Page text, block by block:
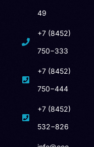
49
+7 (8452)
750−333
+7 (8452)
750−444
+7 (8452)
532−826